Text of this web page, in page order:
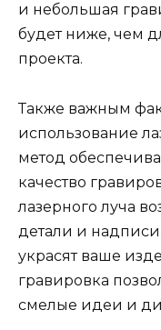
и небольшая
будет ниже, чем
проекта.
Также важным
использование
метод
качество
лазерного луча
детали и
украсят ваше
гравировка
смелые идеи и